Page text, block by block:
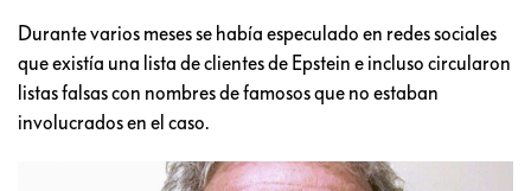
Durante varios meses se había especulado en redes sociales
que existía una lista de clientes de Epstein e incluso circularon
listas falsas con nombres de famosos que no estaban
involucrados en el caso.